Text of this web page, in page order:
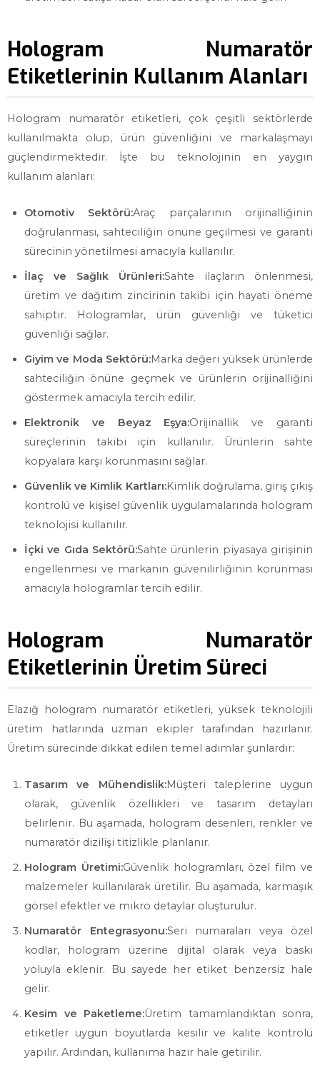
Hologram Numaratör
Etiketlerinin Kullanım Alanları
Hologram numaratör etiketleri, çok çeşitli sektörlerde
kullanılmakta olup, ürün güvenliğini ve markalaşmayı
güçlendirmektedir. İşte bu teknolojinin en yaygın
kullanım alanları:
Otomotiv Sektörü:Araç parçalarının orijinalliğinin
doğrulanması, sahteciliğin önüne geçilmesi ve garanti
sürecinin yönetilmesi amacıyla kullanılır.
İlaç ve Sağlık Ürünleri:Sahte ilaçların önlenmesi,
üretim ve dağıtım zincirinin takibi için hayati öneme
sahiptir. Hologramlar, ürün güvenliği ve tüketici
güvenliği sağlar.
Giyim ve Moda Sektörü:Marka değeri yüksek ürünlerde
sahteciliğin önüne geçmek ve ürünlerin orijinalliğini
göstermek amacıyla tercih edilir.
Elektronik ve Beyaz Eşya:Orijinallik ve garanti
süreçlerinin takibi için kullanılır. Ürünlerin sahte
kopyalara karşı korunmasını sağlar.
Güvenlik ve Kimlik Kartları:Kimlik doğrulama, giriş çıkış
kontrolü ve kişisel güvenlik uygulamalarında hologram
teknolojisi kullanılır.
İçki ve Gıda Sektörü:Sahte ürünlerin piyasaya girişinin
engellenmesi ve markanın güvenilirliğinin korunması
amacıyla hologramlar tercih edilir.
Hologram Numaratör
Etiketlerinin Üretim Süreci
Elazığ hologram numaratör etiketleri, yüksek teknolojili
üretim hatlarında uzman ekipler tarafından hazırlanır.
Üretim sürecinde dikkat edilen temel adımlar şunlardır:
Tasarım ve Mühendislik:Müşteri taleplerine uygun
olarak, güvenlik özellikleri ve tasarım detayları
belirlenir. Bu aşamada, hologram desenleri, renkler ve
numaratör dizilişi titizlikle planlanır.
Hologram Üretimi:Güvenlik hologramları, özel film ve
malzemeler kullanılarak üretilir. Bu aşamada, karmaşık
görsel efektler ve mikro detaylar oluşturulur.
Numaratör Entegrasyonu:Seri numaraları veya özel
kodlar, hologram üzerine dijital olarak veya baskı
yoluyla eklenir. Bu sayede her etiket benzersiz hale
gelir.
Kesim ve Paketleme:Üretim tamamlandıktan sonra,
etiketler uygun boyutlarda kesilir ve kalite kontrolü
yapılır. Ardından, kullanıma hazır hale getirilir.